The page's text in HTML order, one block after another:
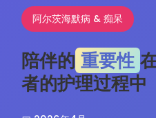
阿尔茨海默病 & 痴呆
陪伴的 重要性
者的护理过程中